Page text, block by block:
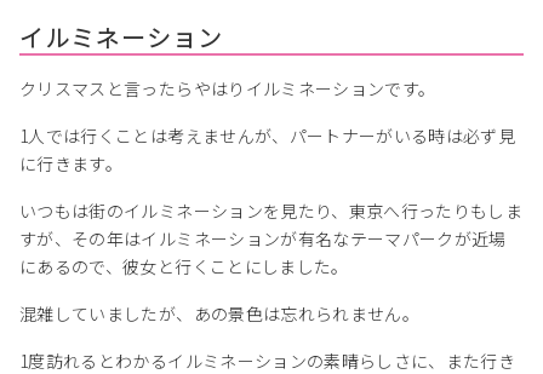
イルミネーション
クリスマスと言ったらやはりイルミネーションです。
1人では行くことは考えませんが、パートナーがいる時は必ず見
に行きます。
いつもは街のイルミネーションを見たり、東京へ行ったりもしま
すが、その年はイルミネーションが有名なテーマパークが近場
にあるので、彼女と行くことにしました。
混雑していましたが、あの景色は忘れられません。
1度訪れるとわかるイルミネーションの素晴らしさに、また行き